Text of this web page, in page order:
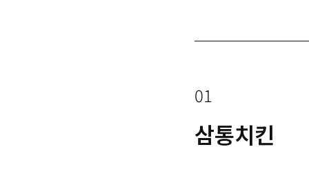
01
삼통치킨